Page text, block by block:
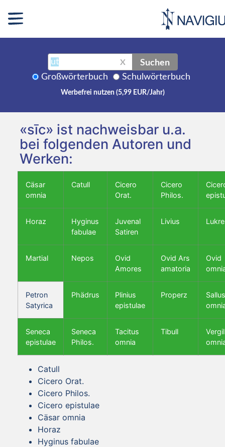
X Suchen
Großwörterbuch Schulwörterbuch
Werbefrei nutzen (5,99 EUR/Jahr)
«sīc» ist nachweisbar u.a.
bei folgenden Autoren und
Werken:
Cäsar
omnia
Catull
Cicero
Orat.
Cicero
Philos.
Horaz
Hyginus
fabulae
Juvenal
Satiren
Livius
Martial Nepos
Ovid
Amores
Ovid Ars
amatoria
Ovid
Petron
Satyrica
Phädrus
Plinius
epistulae
Properz
Seneca
epistulae
Seneca
Philos.
Tacitus
omnia
Tibull
Vergil
Catull
Cicero Orat.
Cicero Philos.
Cicero epistulae
Cäsar omnia
Horaz
Hyginus fabulae